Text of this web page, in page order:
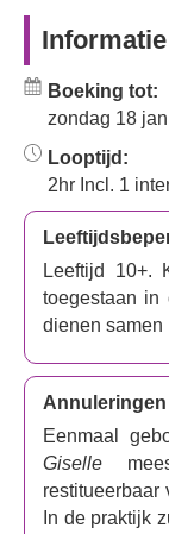
Waar gaat
Giselle
romantisch
op een
gemeenschap
genaamd,
de muur wonen
voor Albrecht,
dood leidt, sluit
Akram Khan
Bengaalse
klassieke
een mix van
klassieke
situatie van
hiermee een
Boeking tot:
zondag 18
Looptijd:
2hr Incl. 1
Leeftijd 10+.
toegestaan in
dienen samen
Eenmaal
Giselle
restitueerbaar
In de praktijk